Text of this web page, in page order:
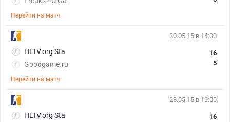
Перейти на матч
30.05.15 в 14:00
HLTV.org Sta
Goodgame.ru
16
5
Перейти на матч
23.05.15 в 19:00
HLTV.org Sta
16